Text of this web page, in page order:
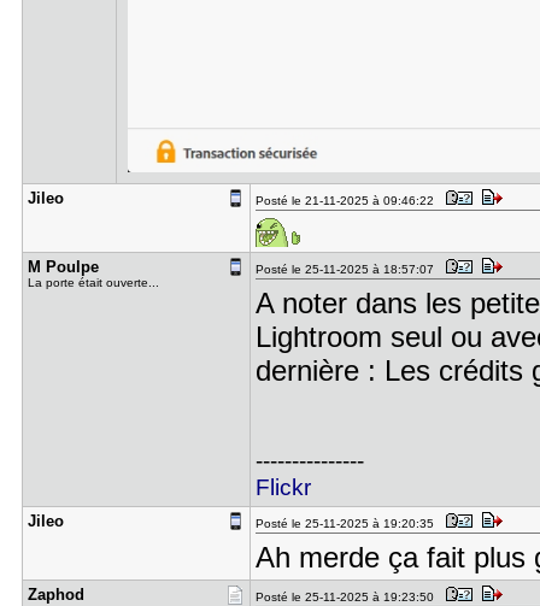
Jileo Posté le 21-11-2025 à 09:46:22
M Poulpe
La porte était ouverte...
Posté le 25-11-2025 à 18:57:07
A noter dans les
Lightroom seul ou
dernière : Les crédits
---------------
Flickr
Jileo Posté le 25-11-2025 à 19:20:35
Ah merde ça fait plus
Zaphod Posté le 25-11-2025 à 19:23:50